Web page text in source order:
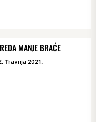
MANJE BRAĆE
Travnja 2021.